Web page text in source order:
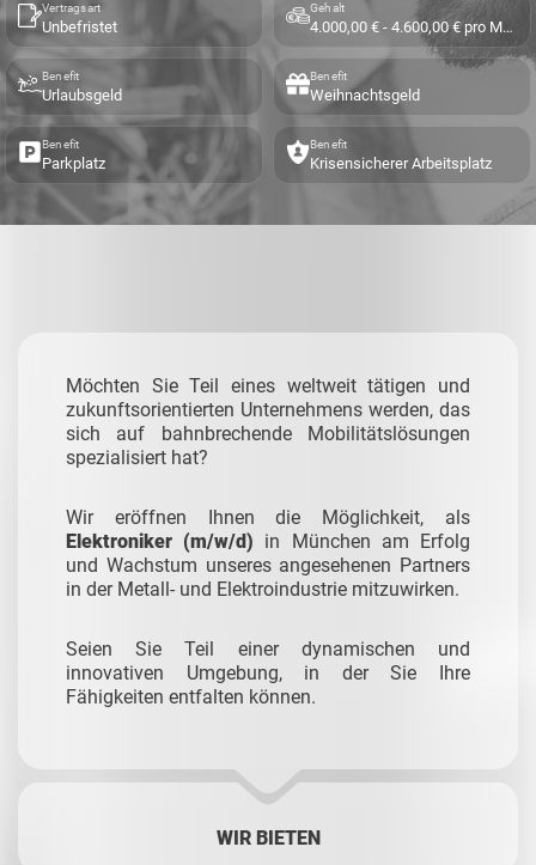
Vertragsart
Unbefristet
Gehalt
4.000,00 € - 4.600,00 € pro Monat
Benefit
Urlaubsgeld
Benefit
Weihnachtsgeld
Benefit
Parkplatz
Benefit
Krisensicherer Arbeitsplatz
Möchten Sie Teil eines weltweit tätigen und
zukunftsorientierten Unternehmens werden, das
sich auf bahnbrechende Mobilitätslösungen
spezialisiert hat?
Wir eröffnen Ihnen die Möglichkeit, als
Elektroniker (m/w/d) in München am Erfolg
und Wachstum unseres angesehenen Partners
in der Metall- und Elektroindustrie mitzuwirken.
Seien Sie Teil einer dynamischen und
innovativen Umgebung, in der Sie Ihre
Fähigkeiten entfalten können.
WIR BIETEN